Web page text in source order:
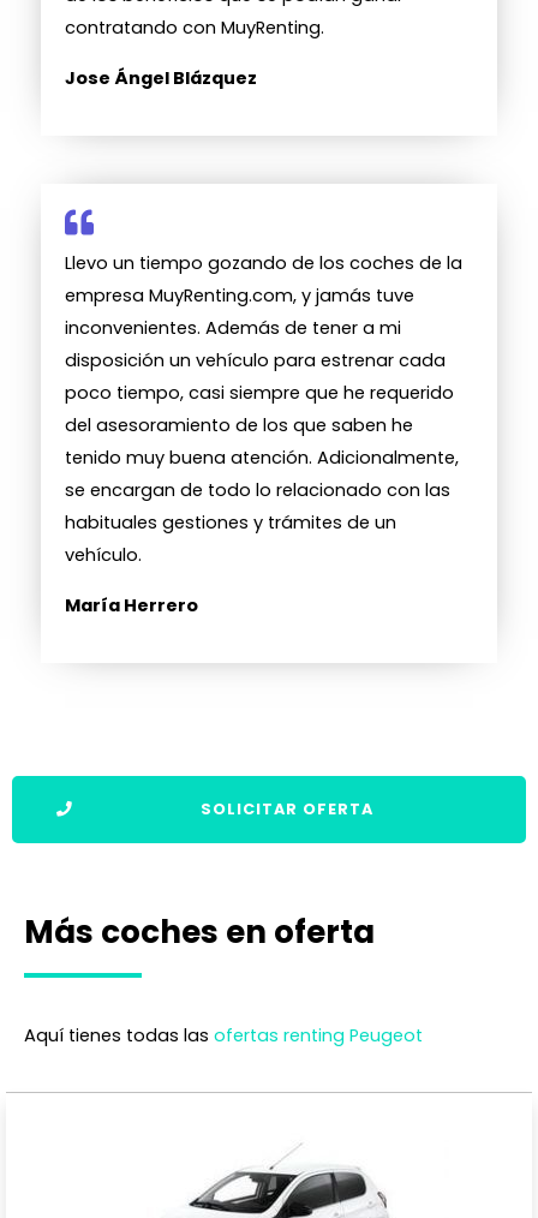
contratando con MuyRenting.
Jose Ángel Blázquez
Llevo un tiempo gozando de los coches de la
empresa MuyRenting.com, y jamás tuve
inconvenientes. Además de tener a mi
disposición un vehículo para estrenar cada
poco tiempo, casi siempre que he requerido
del asesoramiento de los que saben he
tenido muy buena atención. Adicionalmente,
se encargan de todo lo relacionado con las
habituales gestiones y trámites de un
vehículo.
María Herrero
SOLICITAR OFERTA
Más coches en oferta
Aquí tienes todas las ofertas renting Peugeot